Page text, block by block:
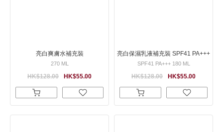
亮白爽膚水補充裝
270 ML
HK$55.00
HK$128.00
亮白保濕乳液補充裝 SPF41 PA+++
SPF41 PA+++ 180 ML
HK$55.00
HK$128.00